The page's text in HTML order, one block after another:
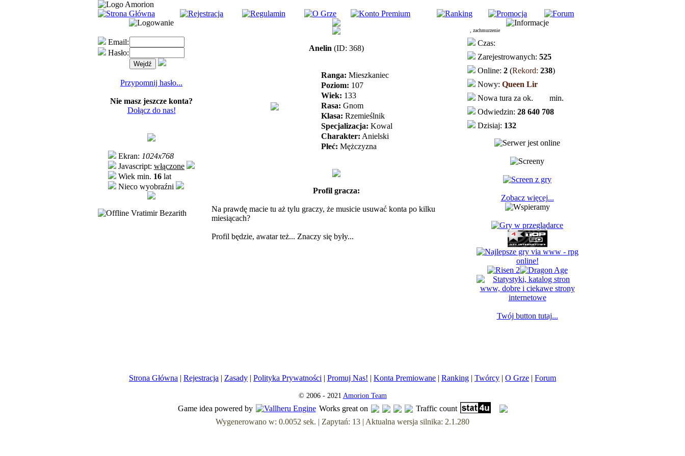
Email:
Hasło:
Przypomnij hasło...
Nie masz jeszcze konta?
Dołącz do nas!
Ekran: 1024x768
Javascript: włączone
Wiek min. 16 lat
Nieco wyobraźni
Vratimir Bezarith
Anelin (ID: 368)
Ranga: Mieszkaniec
Poziom: 107
Wiek: 133
Rasa: Gnom
Klasa: Rzemieślnik
Specjalizacja: Kowal
Charakter: Anielski
Płeć: Mężczyzna
Profil gracza:
Na prawdę macie tu aż tylu graczy, że musicie usuwać konta po kilku
miesiącach?
Profil będzie, awatar też... Znaczy się były...
, zachmurzenie
Czas:
Zarejestrowanych: 525
Online: 2 (Rekord: 238)
Nowy: Queen Lir
Nowa tura za ok.
min.
Odwiedzin: 28 640 708
Dzisiaj: 132
Zobacz więcej...
Twój button tutaj...
Strona Główna | Rejestracja | Zasady | Polityka Prywatności | Promuj Nas! | Konta Premiowane | Ranking | Twórcy | O Grze | Forum
© 2006 - 2021 Amorion Team
Game idea powered by Works great on
Traffic count
Wygenerowano w: 0.0052 sek. | Zapytań: 13 | Aktualna wersja silnika: 2.1.280